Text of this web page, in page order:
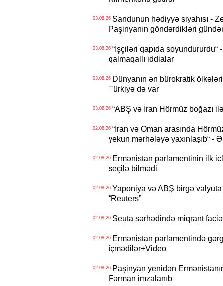
03.08.26Sandunun hədiyyə siyahısı -
Paşinyanın göndərdikləri
03.08.26“İşçiləri qapıda soyundururdu“
qalmaqallı iddialar
03.08.26Dünyanın ən bürokratik ölkələri
Türkiyə də var
03.08.26“ABŞ və İran Hörmüz boğazı ilə
02.08.26“İran və Oman arasında
yekun mərhələyə yaxınlaşıb“ -
02.08.26Ermənistan parlamentinin ilk
seçilə bilmədi
02.08.26Yaponiya və ABŞ birgə valyuta
“Reuters”
02.08.26Seuta sərhədində miqrant
02.08.26Ermənistan parlamentində
içmədilər+Video
02.08.26Paşinyan yenidən
Fərman imzalanıb